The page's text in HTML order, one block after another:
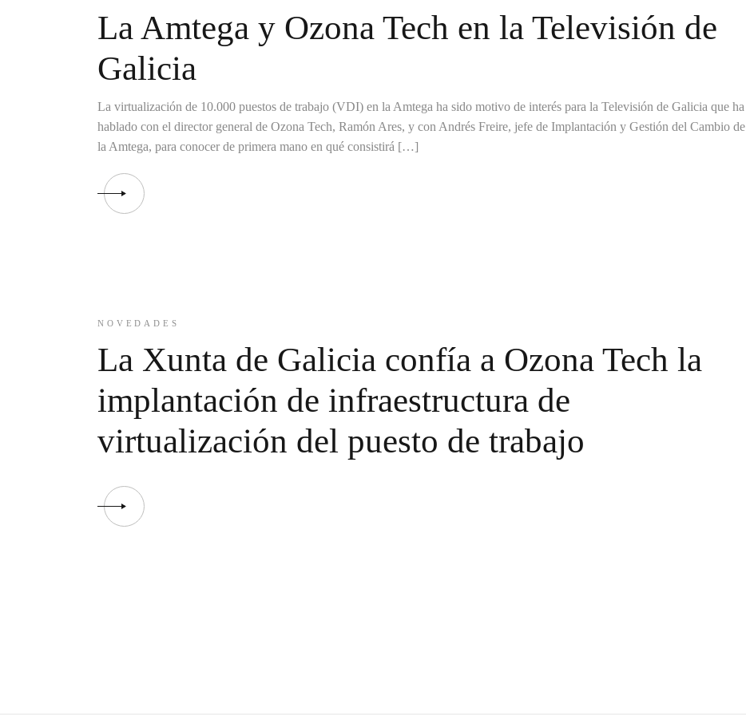
La Amtega y Ozona Tech en la Televisión de
Galicia
La virtualización de 10.000 puestos de trabajo (VDI) en la Amtega ha sido motivo de interés para la Televisión de Galicia que ha
hablado con el director general de Ozona Tech, Ramón Ares, y con Andrés Freire, jefe de Implantación y Gestión del Cambio de
la Amtega, para conocer de primera mano en qué consistirá […]
NOVEDADES
La Xunta de Galicia confía a Ozona Tech la
implantación de infraestructura de
virtualización del puesto de trabajo